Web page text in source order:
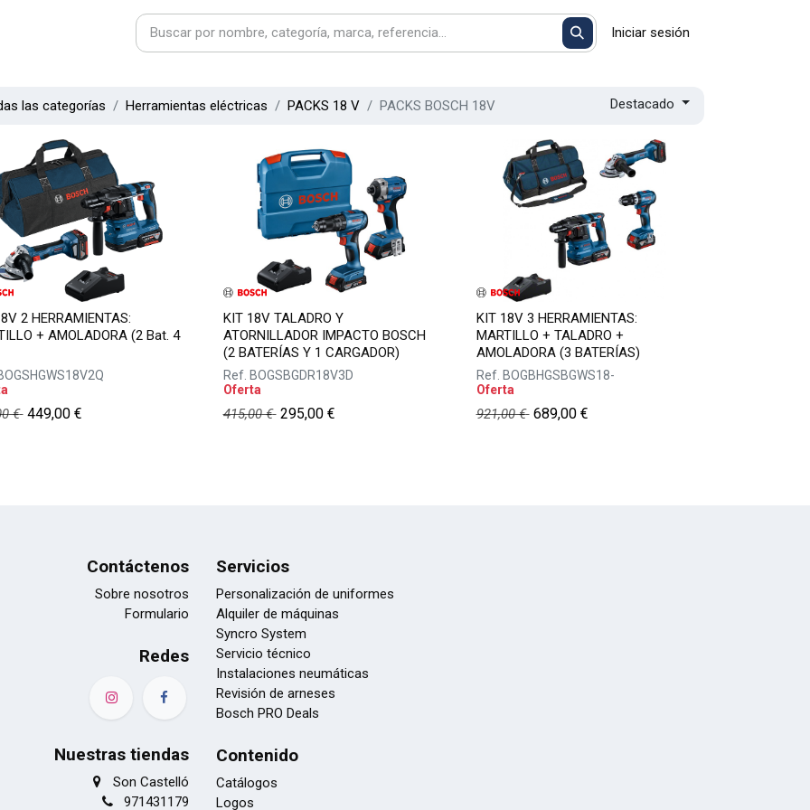
Iniciar sesión
las categorías Herramientas eléctricas PACKS 18 V PACKS BOSCH 18V Destacado
2 HERRAMIENTAS:
+ AMOLADORA (2 Bat. 4
€ 449,00€
KIT 18V TALADRO Y
ATORNILLADOR IMPACTO BOSCH
(2 BATERÍAS Y 1 CARGADOR)
Ref. BOGSBGDR18V3D
Oferta
415,00€ 295,00€
KIT 18V 3 HERRAMIENTAS:
MARTILLO + TALADRO +
AMOLADORA (3 BATERÍAS)
Ref. BOGBHGSBGWS18-
Oferta
921,00€ 689,00€
Contáctenos
Sobre nosotros
Formulario
Redes
Nuestras tiendas
Son Castelló
971431179
Servicios
Personalización de uniformes
Alquiler de máquinas
Syncro System
Servicio técnico
Instalaciones neumáticas
Revisión de arneses
Bosch PRO Deals
Contenido
Catálogos
Logos